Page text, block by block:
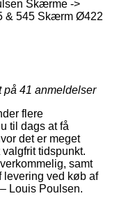
Skærme ->
& 545 Skærm Ø422
på 41 anmeldelser
flere
til dags at få
det er meget
tidspunkt.
samt
levering ved køb af
Louis Poulsen.